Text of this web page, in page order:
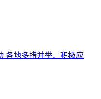
各地多措并举、积极应